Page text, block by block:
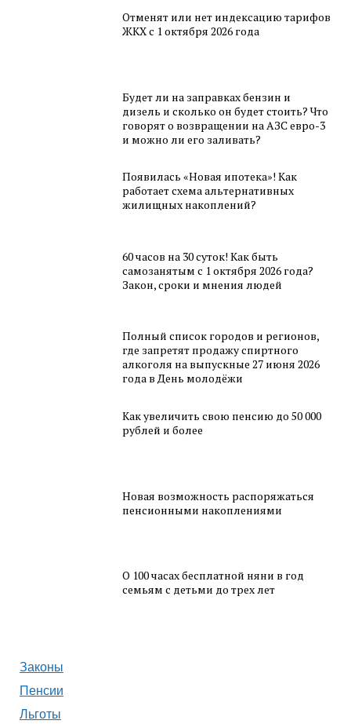
Отменят или нет индексацию тарифов
ЖКХ с 1 октября 2026 года
Будет ли на заправках бензин и
дизель и сколько он будет стоить? Что
говорят о возвращении на АЗС евро-3
и можно ли его заливать?
Появилась «Новая ипотека»! Как
работает схема альтернативных
жилищных накоплений?
60 часов на 30 суток! Как быть
самозанятым с 1 октября 2026 года?
Закон, сроки и мнения людей
Полный список городов и регионов,
где запретят продажу спиртного
алкоголя на выпускные 27 июня 2026
года в День молодёжи
Как увеличить свою пенсию до 50 000
рублей и более
Новая возможность распоряжаться
пенсионными накоплениями
О 100 часах бесплатной няни в год
семьям с детьми до трех лет
Законы
Пенсии
Льготы